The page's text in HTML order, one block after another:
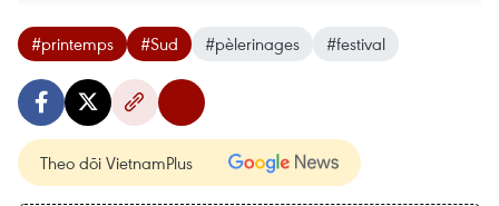
#printemps #Sud #pèlerinages #festival
Theo dõi VietnamPlus